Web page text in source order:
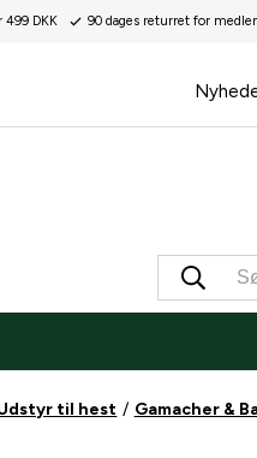
499 DKK 90 dages returret for
til hest Gamacher &